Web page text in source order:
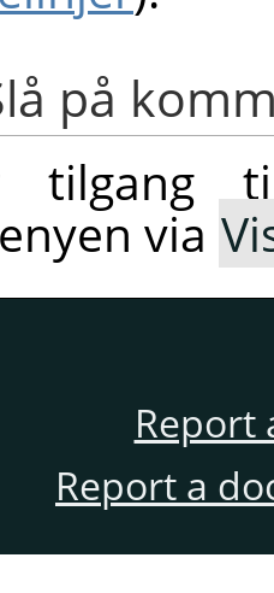
på
tilgang
via
Report
Report a